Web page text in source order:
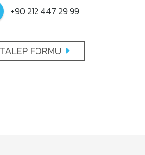
+90 212 447 29 99
TALEP FORMU